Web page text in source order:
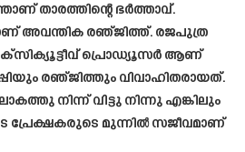
താരത്തിന്റെ ഭർത്താവ്.
അവന്തിക രഞ്ജിത്ത്. രജപുത്ര
പ്രൊഡ്യൂസർ ആണ്
രഞ്ജിത്തും വിവാഹിതരായത്.
നിന്ന് വിട്ടു നിന്നു എങ്കിലും
പ്രേക്ഷകരുടെ മുന്നിൽ സജീവമാണ്